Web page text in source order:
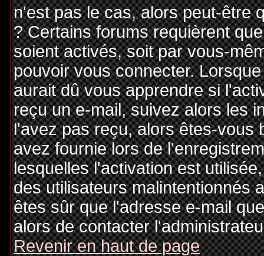
n'est pas le cas, alors peut-être
? Certains forums requièrent
soient activés, soit par vous-
pouvoir vous connecter.
aurait dû vous apprendre si
reçu un e-mail, suivez alors les
l'avez pas reçu, alors êtes-vous
avez fournie lors de
lesquelles l'activation est
des utilisateurs malintentionnés
êtes sûr que l'adresse e-mail
alors de contacter
Revenir en haut de page